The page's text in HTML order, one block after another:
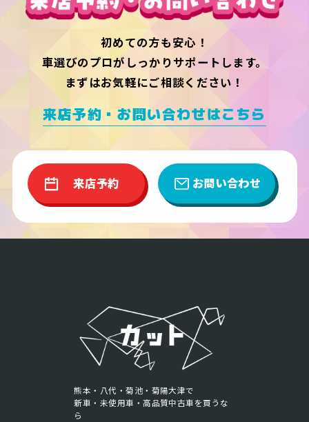
初めての方も安心！
車選びのプロがしっかりサポートします。
まずはお気軽にご相談ください！
来店予約・お問い合わせはこちら
来店予約 お問い合わせ
熊本・八代・菊池・菊陽大津で
新車・未使用車・高品質中古車を買うな
ら